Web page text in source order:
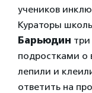
учеников
Кураторы
Барьюдин три
подростками о
лепили и
ответить на